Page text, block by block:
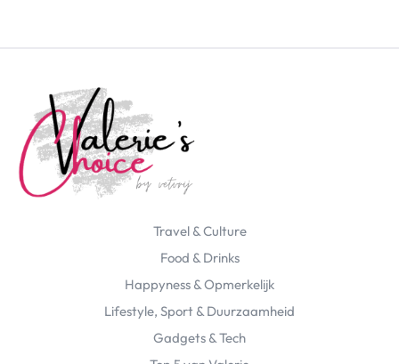
Travel & Culture
Food & Drinks
Happyness & Opmerkelijk
Lifestyle, Sport & Duurzaamheid
Gadgets & Tech